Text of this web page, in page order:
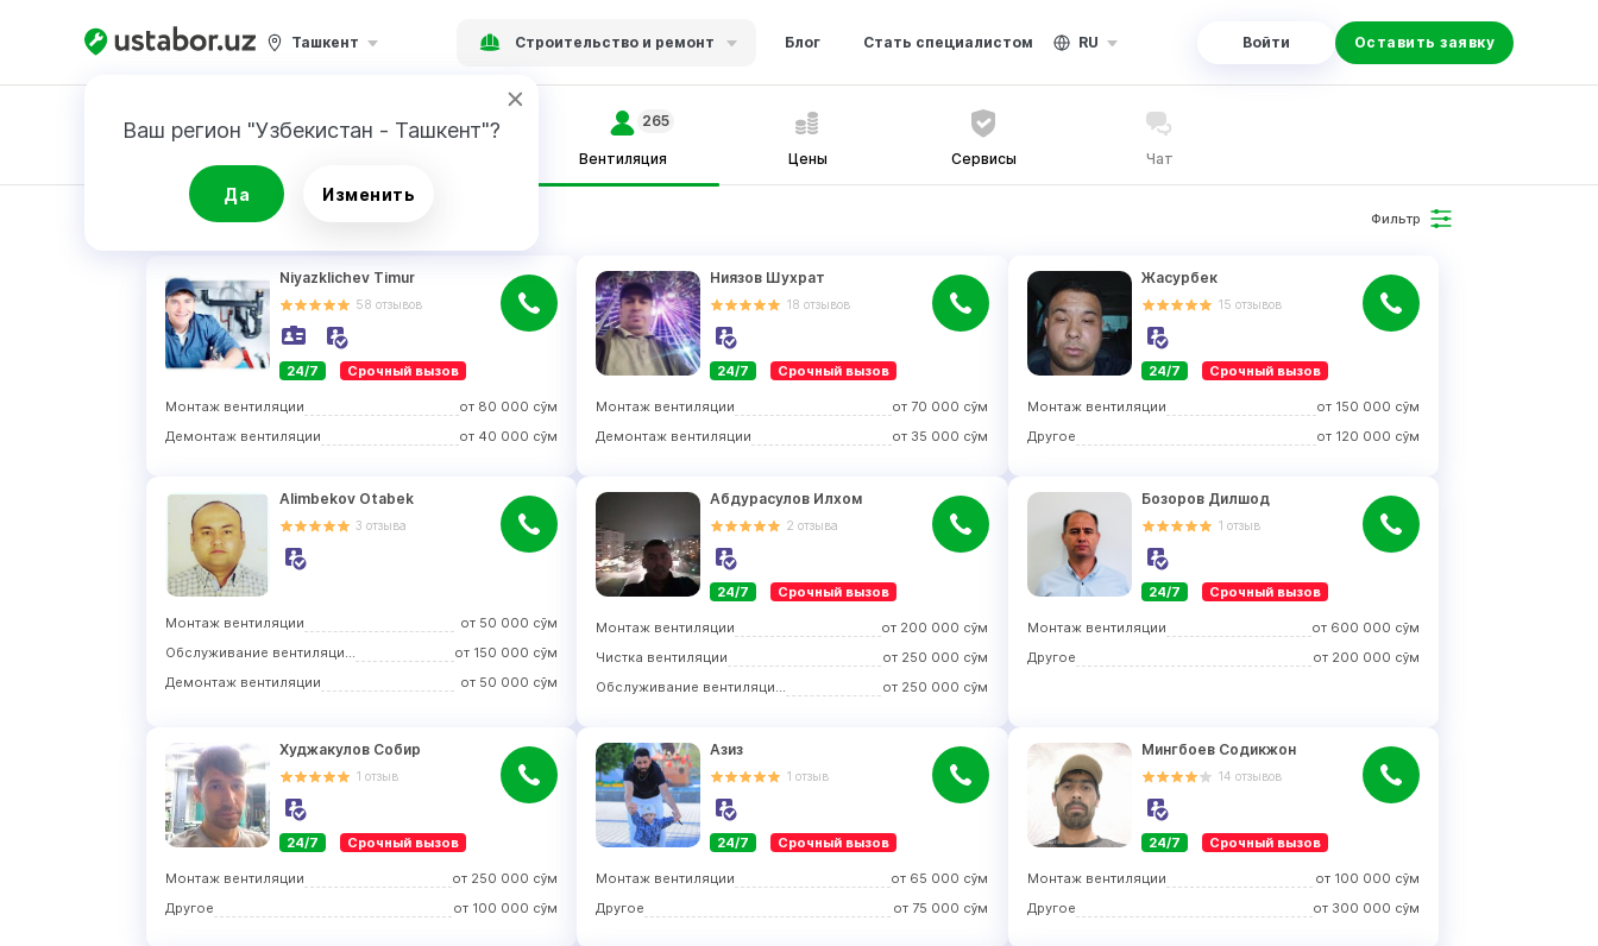
Ташкент Строительство и ремонт Блог Стать специалистом RU Войти Оставить заявку
Ваш регион "Узбекистан - Ташкент"?
Да Изменить
Вентиляция
265
Цены Сервисы Чат
РЕЗУЛЬТАТ Фильтр
Niyazklichev Timur
58 отзывов
24/7 Срочный вызов
Монтаж вентиляции от 80 000 сўм
Демонтаж вентиляции
от 40 000 сўм
Ниязов Шухрат
18отзывов
24/7 Срочный вызов
Монтаж вентиляции от 70 000 сўм
Демонтаж вентиляции
от 35 000 сўм
Жасурбек
15 отзывов
24/7 Срочный вызов
Монтаж вентиляции от 150 000 сўм
Другое
от 120 000 сўм
Alimbekov Otabek
3 отзыва
Монтаж вентиляции от 50 000 сўм
Обслуживание вентиляционных систем
от 150 000 сўм
Демонтаж вентиляции
от 50 000 сўм
Абдурасулов Илхом
2отзыва
24/7 Срочный вызов
Монтаж вентиляции от 200 000 сўм
Чистка вентиляции
от 250 000 сўм
Обслуживание вентиляционных систем
от 250 000 сўм
Бозоров Дилшод
1 отзыв
24/7 Срочный вызов
Монтаж вентиляции от 600 000 сўм
Другое
от 200 000 сўм
Худжакулов Собир
1 отзыв
24/7 Срочный вызов
Монтаж вентиляции от 250 000 сўм
Другое
от 100 000 сўм
Азиз
1отзыв
24/7 Срочный вызов
Монтаж вентиляции от 65 000 сўм
Другое
от 75 000 сўм
Мингбоев Содикжон
14 отзывов
24/7 Срочный вызов
Монтаж вентиляции от 100 000 сўм
Другое
от 300 000 сўм